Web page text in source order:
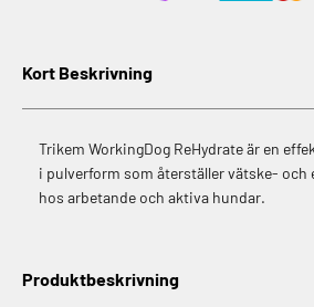
Kort Beskrivning
Trikem WorkingDog ReHydrate är en
i pulverform som återställer vätske- och
hos arbetande och aktiva hundar.
Produktbeskrivning